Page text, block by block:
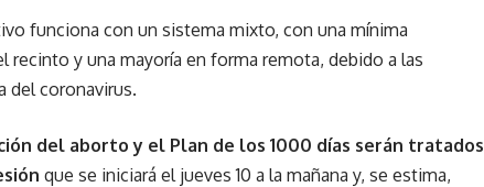
funciona con un sistema mixto, con una mínima
recinto y una mayoría en forma remota, debido a las
del coronavirus.
del aborto y el Plan de los 1000 días serán tratados
que se iniciará el jueves 10 a la mañana y, se estima,